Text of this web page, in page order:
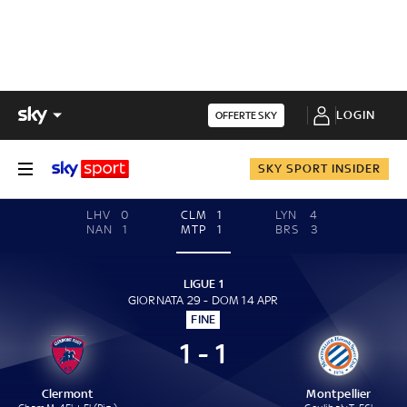
OFFERTE SKY LOGIN
SKY SPORT INSIDER
LHV
0
NAN
1
CLM
1
MTP
1
LYN
4
BRS
3
LIGUE 1
GIORNATA 29 - DOM 14 APR
FINE
Clermont
1 - 1
Montpellier